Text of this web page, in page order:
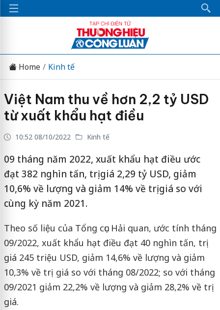
Home Kinh tế
Việt Nam thu về hơn 2,2 tỷ USD
từ xuất khẩu hạt điều
10:52 08/10/2022 Kinh tế
09 tháng năm 2022, xuất khẩu hạt điều ước
đạt 382 nghìn tấn, trị giá 2,29 tỷ USD, giảm
10,6% về lượng và giảm 14% về trị giá so với
cùng kỳ năm 2021.
Theo số liệu của Tổng cục Hải quan, ước tính tháng
09/2022, xuất khẩu hạt điều đạt 40 nghìn tấn, trị
giá 245 triệu USD, giảm 14,6% về lượng và giảm
10,3% về trị giá so với tháng 08/2022; so với tháng
09/2021 giảm 22,2% về lượng và giảm 28,2% về trị
giá.